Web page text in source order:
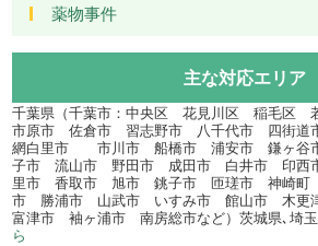
薬物事件
主な対応エリア
千葉県（千葉市：中央区 花見川区 稲毛区
市原市 佐倉市 習志野市 八千代市 四街
網白里市 市川市 船橋市 浦安市 鎌ヶ
子市 流山市 野田市 成田市 白井市 印
里市 香取市 旭市 銚子市 匝瑳市 神崎
市 勝浦市 山武市 いすみ市 館山市 木更
富津市 袖ヶ浦市 南房総市など）茨城県､埼
ら